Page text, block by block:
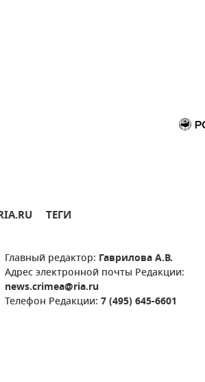
ТЕГИ
Главный редактор: Гаврилова А.В.
Адрес электронной почты Редакции:
news.crimea@ria.ru
Телефон Редакции: 7 (495) 645-6601